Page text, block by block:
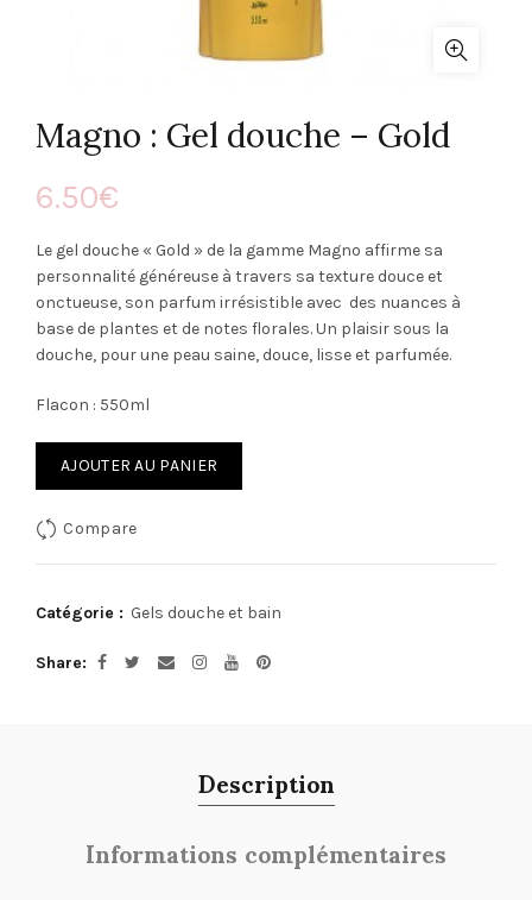
Magno : Gel douche – Gold
6.50€
Le gel douche « Gold » de la gamme Magno affirme sa
personnalité généreuse à travers sa texture douce et
onctueuse, son parfum irrésistible avec des nuances à
base de plantes et de notes florales. Un plaisir sous la
douche, pour une peau saine, douce, lisse et parfumée.
Flacon : 550ml
AJOUTER AU PANIER
Compare
Catégorie : Gels douche et bain
Share
Description
Informations complémentaires